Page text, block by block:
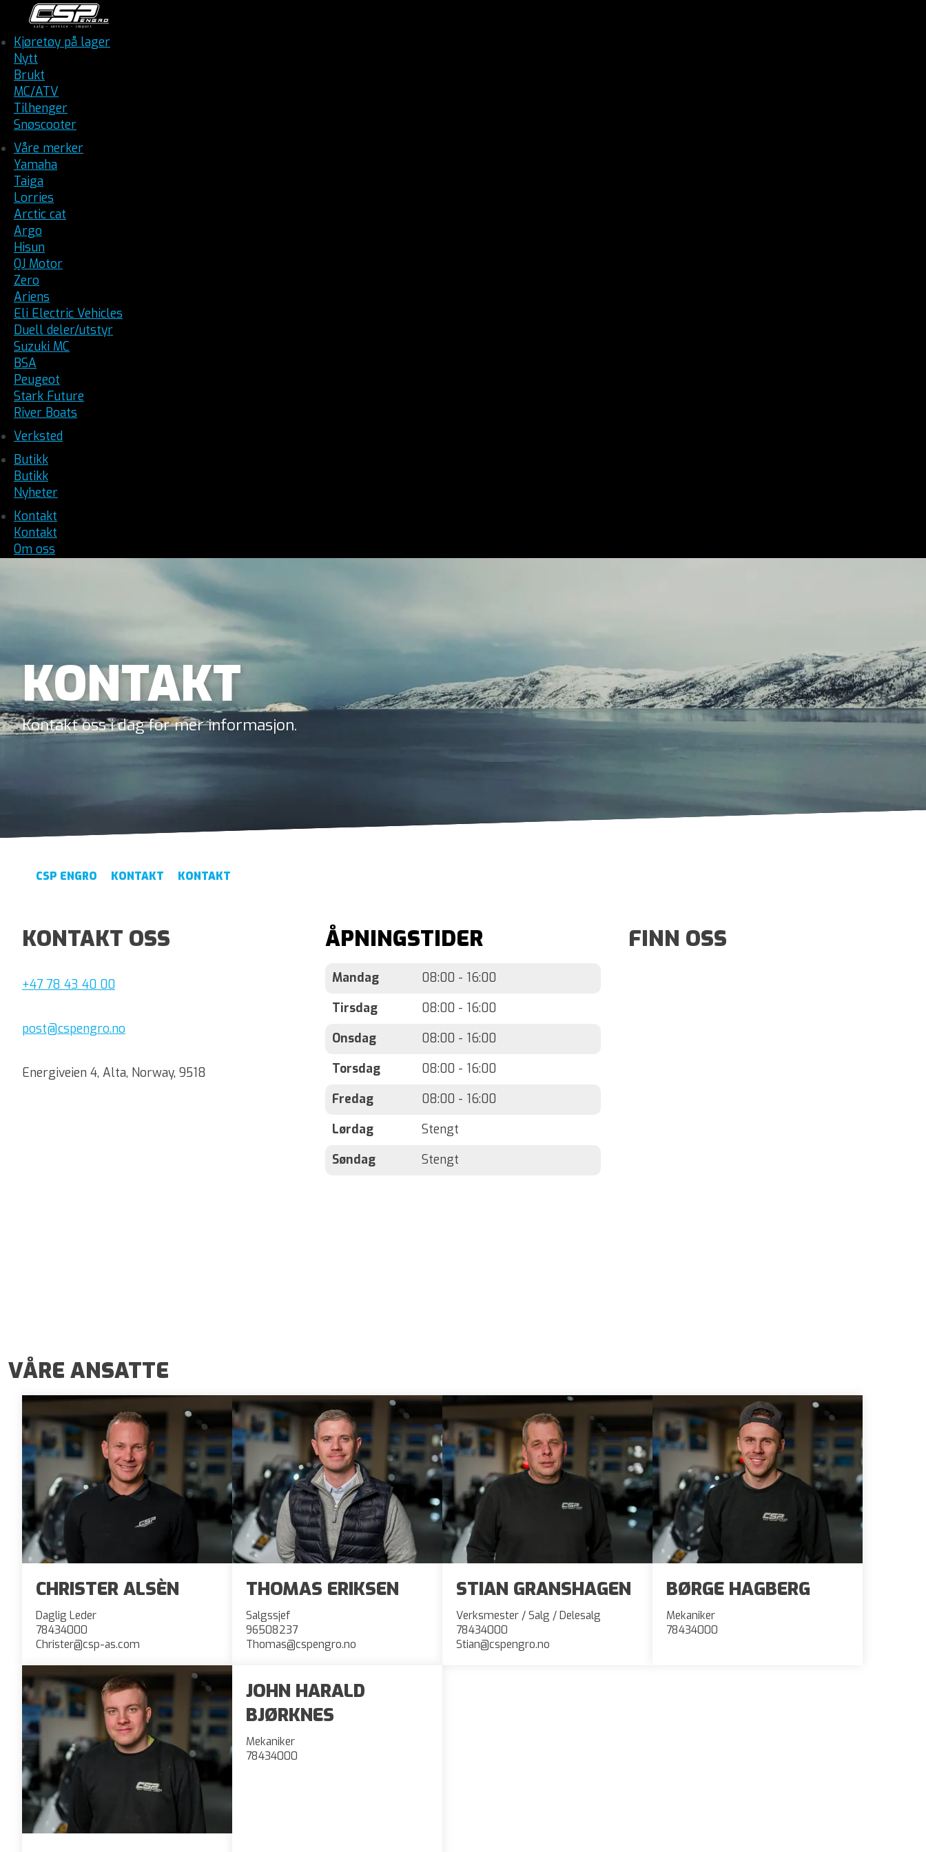
Kjøretøy på lager
Nytt
Brukt
MC/ATV
Tilhenger
Snøscooter
Våre merker
Yamaha
Taiga
Lorries
Arctic cat
Argo
Hisun
QJ Motor
Zero
Ariens
Eli Electric Vehicles
Duell deler/utstyr
Suzuki MC
BSA
Peugeot
Stark Future
River Boats
Verksted
Butikk
Butikk
Nyheter
Kontakt
Kontakt
Om oss
KONTAKT
Kontakt oss i dag for mer informasjon.
CSP ENGRO KONTAKT KONTAKT
KONTAKT OSS
+47 78 43 40 00
post@cspengro.no
Energiveien 4, Alta, Norway, 9518
ÅPNINGSTIDER
Mandag
08:00 - 16:00
Tirsdag
08:00 - 16:00
Onsdag
08:00 - 16:00
Torsdag
08:00 - 16:00
Fredag
08:00 - 16:00
Lørdag
Stengt
Søndag
Stengt
FINN OSS
VÅRE ANSATTE
CHRISTER ALSÈN
Daglig Leder
78434000
Christer@csp-as.com
THOMAS ERIKSEN
Salgssjef
96508237
Thomas@cspengro.no
STIAN GRANSHAGEN
Verksmester / Salg / Delesalg
78434000
Stian@cspengro.no
BØRGE HAGBERG
Mekaniker
78434000
JOHN HARALD
BJØRKNES
Mekaniker
78434000